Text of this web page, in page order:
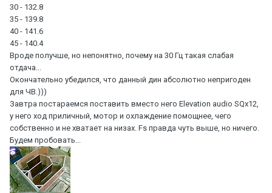
30 - 132.8
35 - 139.8
40 - 141.6
45 - 140.4
Вроде получше, но непонятно, почему на 30 Гц такая слабая
отдача...
Окончательно убедился, что данный дин абсолютно непригоден
для ЧВ.)))
Завтра постараемся поставить вместо него Elevation audio SQx12,
у него ход приличный, мотор и охлаждение помощнее, чего
собственно и не хватает на низах. Fs правда чуть выше, но ничего.
Будем пробовать...